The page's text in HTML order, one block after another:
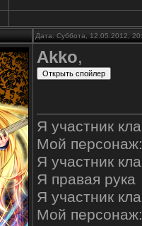
Дата: Суббота, 12.05.2012,
Akko,
Я участник
Мой
Я участник
Я правая рука
Я участник
Мой